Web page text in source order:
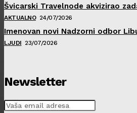
Švicarski Travelnode akvizirao
AKTUALNO 24/07/2026
Imenovan novi Nadzorni odbor
LJUDI 23/07/2026
Newsletter